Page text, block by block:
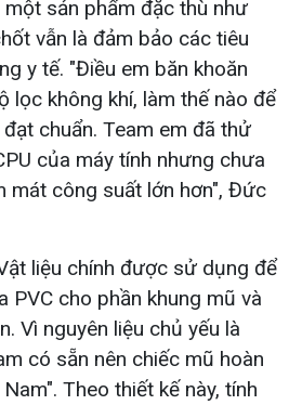
một sản phẩm đặc thù như
vẫn là đảm bảo các tiêu
y tế. "Điều em băn khoăn
lọc không khí, làm thế nào để
chuẩn. Team em đã thử
của máy tính nhưng chưa
mát công suất lớn hơn", Đức
liệu chính được sử dụng để
PVC cho phần khung mũ và
Vì nguyên liệu chủ yếu là
có sẵn nên chiếc mũ hoàn
Theo thiết kế này, tính